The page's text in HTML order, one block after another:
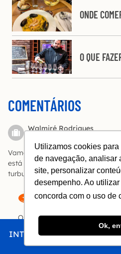
Utilizamos cookies
de navegação, analisar
site, personalizar
desempenho. Ao
concorda com o uso de
Ok,
INTRO CHEGAR
ONDE
O QUE
COMENTÁRIOS
Walmiré Rodrigues
Vamos para Santiago no mes de
está com muito medo do voo,
turbulência nesta viagem (vamos
A Bóia
Olá, Walmiré! POde ocorrer,
André Augusto